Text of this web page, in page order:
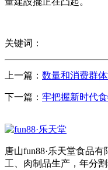
关键词：
上一篇： 数量和消费群
下一篇： 牢把握新时代
唐山fun88·乐天堂食品
工、肉制品生产，年分